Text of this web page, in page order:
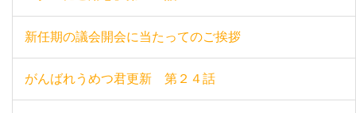
新任期の議会開会に当たってのご挨拶
がんばれうめつ君更新 第２４話